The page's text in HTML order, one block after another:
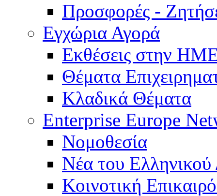
Προσφορές -
Εγχώρια Αγορά
Εκθέσεις στην
Θέματα
Κλαδικά Θέματα
Enterprise Europe
Νομοθεσία
Νέα του Ελληνικού
Κοινοτική